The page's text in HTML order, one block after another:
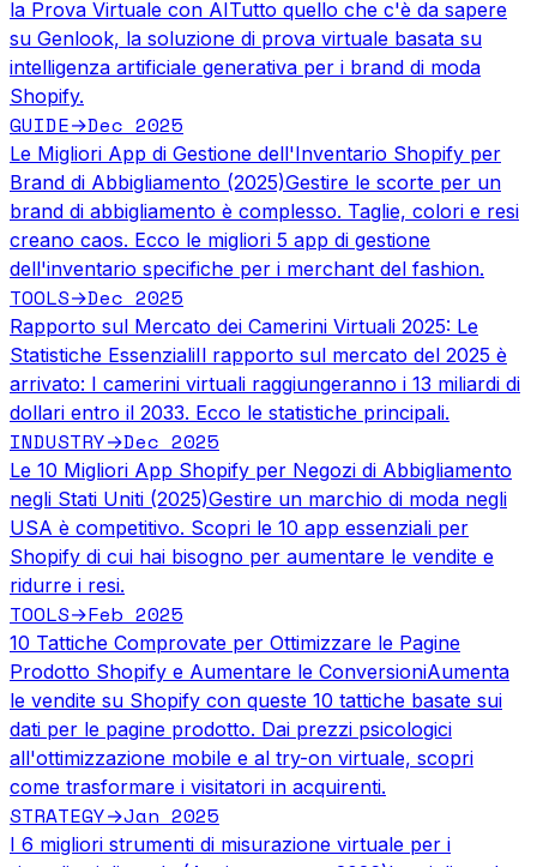
la Prova Virtuale con AITutto quello che c'è da sapere
su Genlook, la soluzione di prova virtuale basata su
intelligenza artificiale generativa per i brand di moda
Shopify.
GUIDE→Dec 2025
Le Migliori App di Gestione dell'Inventario Shopify per
Brand di Abbigliamento (2025)Gestire le scorte per un
brand di abbigliamento è complesso. Taglie, colori e resi
creano caos. Ecco le migliori 5 app di gestione
dell'inventario specifiche per i merchant del fashion.
TOOLS→Dec 2025
Rapporto sul Mercato dei Camerini Virtuali 2025: Le
Statistiche EssenzialiIl rapporto sul mercato del 2025 è
arrivato: I camerini virtuali raggiungeranno i 13 miliardi di
dollari entro il 2033. Ecco le statistiche principali.
INDUSTRY→Dec 2025
Le 10 Migliori App Shopify per Negozi di Abbigliamento
negli Stati Uniti (2025)Gestire un marchio di moda negli
USA è competitivo. Scopri le 10 app essenziali per
Shopify di cui hai bisogno per aumentare le vendite e
ridurre i resi.
TOOLS→Feb 2025
10 Tattiche Comprovate per Ottimizzare le Pagine
Prodotto Shopify e Aumentare le ConversioniAumenta
le vendite su Shopify con queste 10 tattiche basate sui
dati per le pagine prodotto. Dai prezzi psicologici
all'ottimizzazione mobile e al try-on virtuale, scopri
come trasformare i visitatori in acquirenti.
STRATEGY→Jan 2025
I 6 migliori strumenti di misurazione virtuale per i